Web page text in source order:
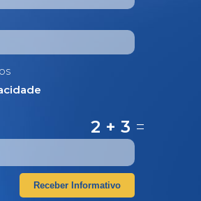
2 + 3 =
Receber Informativo